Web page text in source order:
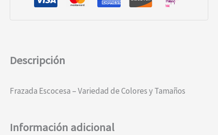
Descripción
Frazada Escocesa – Variedad de Colores y Tamaños
Información adicional